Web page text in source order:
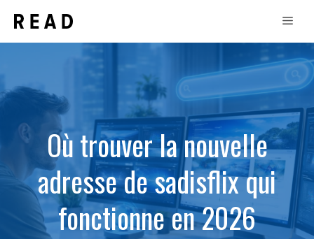
contenu
Où trouver la nouvelle
adresse de sadisflix qui
fonctionne en 2026